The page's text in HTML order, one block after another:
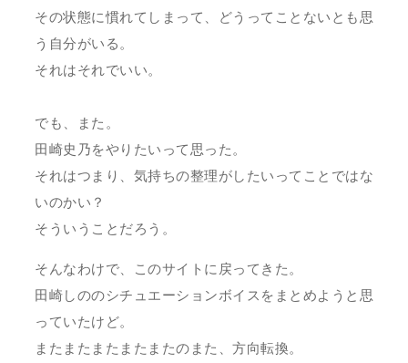
その状態に慣れてしまって、どうってことないとも思
う自分がいる。
それはそれでいい。
でも、また。
田崎史乃をやりたいって思った。
それはつまり、気持ちの整理がしたいってことではな
いのかい？
そういうことだろう。
そんなわけで、このサイトに戻ってきた。
田崎しののシチュエーションボイスをまとめようと思
っていたけど。
またまたまたまたまたのまた、方向転換。